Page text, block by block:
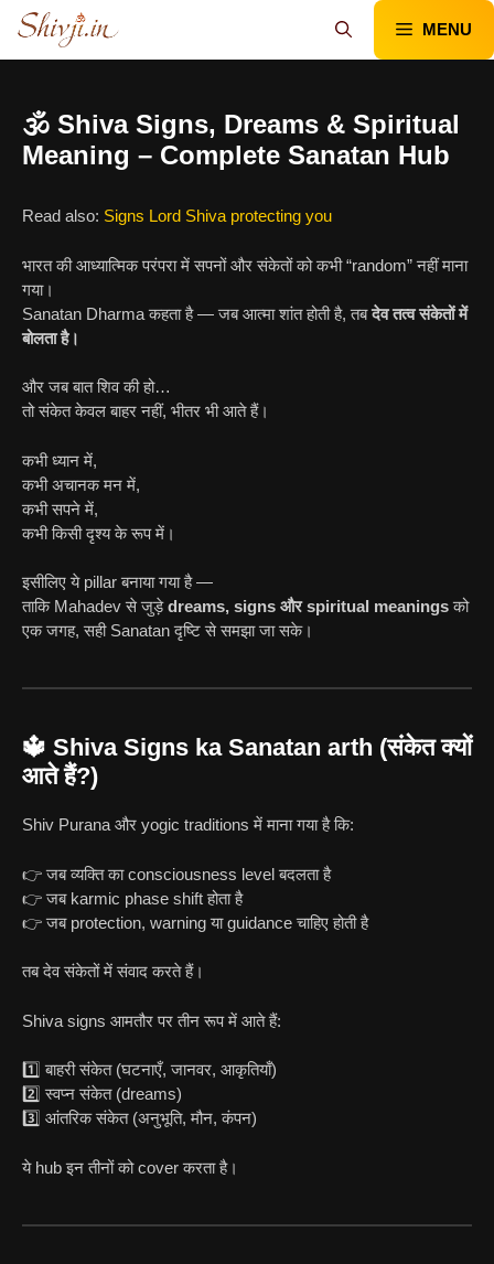
Skip
content
MENU
🕉️ Shiva Signs, Dreams & Spiritual
Meaning – Complete Sanatan Hub
Read also: Signs Lord Shiva protecting you
भारत की आध्यात्मिक परंपरा में सपनों और संकेतों को कभी “random” नहीं माना
गया।
Sanatan Dharma कहता है — जब आत्मा शांत होती है, तबदेव तत्व संकेतों में
बोलता है।
और जब बात शिव की हो…
तो संकेत केवल बाहर नहीं, भीतर भी आते हैं।
कभी ध्यान में,
कभी अचानक मन में,
कभी सपने में,
कभी किसी दृश्य के रूप में।
इसीलिए ये pillar बनाया गया है —
ताकि Mahadev से जुड़ेdreams, signs और spiritual meaningsको
एक जगह, सही Sanatan दृष्टि से समझा जा सके।
🔱 Shiva Signs ka Sanatan arth (संकेत क्यों
आते हैं?)
Shiv Purana और yogic traditions में माना गया है कि:
👉 जब व्यक्ति का consciousness level बदलता है
👉 जब karmic phase shift होता है
👉 जब protection, warning या guidance चाहिए होती है
तब देव संकेतों में संवाद करते हैं।
Shiva signs आमतौर पर तीन रूप में आते हैं:
1️⃣ बाहरी संकेत (घटनाएँ, जानवर, आकृतियाँ)
2️⃣ स्वप्न संकेत (dreams)
3️⃣ आंतरिक संकेत (अनुभूति, मौन, कंपन)
ये hub इन तीनों को cover करता है।